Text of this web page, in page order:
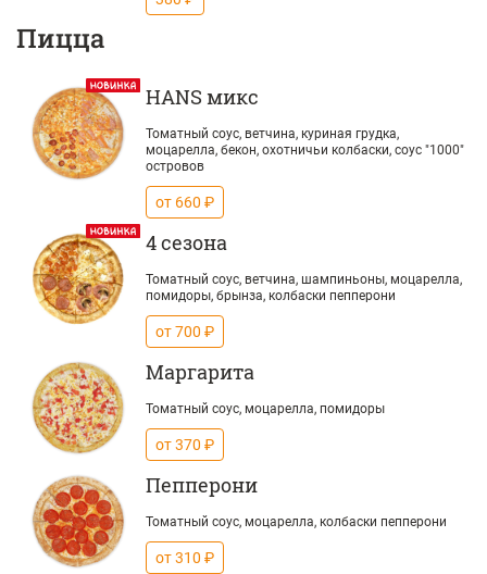
Пицца
HANS микс
Томатный соус, ветчина, куриная грудка,
моцарелла, бекон, охотничьи колбаски, соус "1000"
островов
от 660 ₽
4 сезона
Томатный соус, ветчина, шампиньоны, моцарелла,
помидоры, брынза, колбаски пепперони
от 700 ₽
Маргарита
Томатный соус, моцарелла, помидоры
от 370 ₽
Пепперони
Томатный соус, моцарелла, колбаски пепперони
от 310 ₽